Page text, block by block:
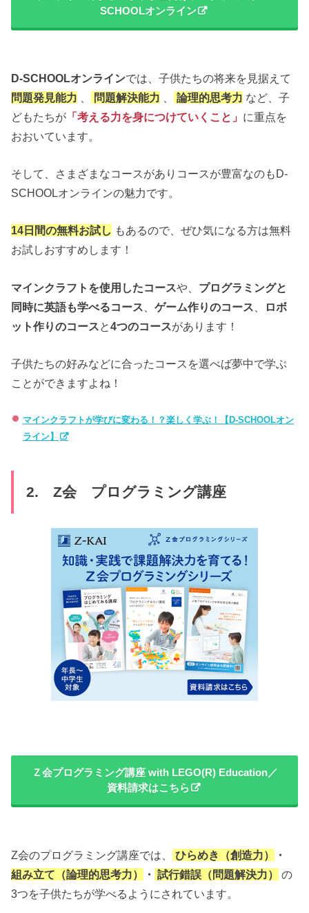
SCHOOLオンライン
D-SCHOOLオンラインでは、子供たちの将来を見据えて
問題発見能力
問題解決能力 論理的思考力 など、子
どもたちが 「考える力を身につけていくこと」 に重点を
おおいています。
そして、さまざまなコースがありコースが豊富なのもD-
SCHOOLオンラインの魅力です。
14日間の無料お試し もあるので、ぜひ気になる方は無料
お試しおすすめします！
マインクラフトを使用したコースや、 プログラミングと
同時に英語も学べるコース
、ゲーム作りのコース
ロボ
ット作りのコース と4つのコースがあります！
子供たちの好みなどに合ったコースを選べば夢中で学ぶ
ことができますよね！
マインクラフトが学びに変わる！？楽しく学ぶ！【D-SCHOOLオン
ライン】
2. Z会 プログラミング講座
Ｚ会プログラミング講座 with LEGO(R) Education／
資料請求はこちら
Z会のプログラミング講座では、 ひらめき（創造力）
・
組み立て（論理的思考力）
・ 試行錯誤（問題解決力）
の
3つを子供たちが学べるようにされています。